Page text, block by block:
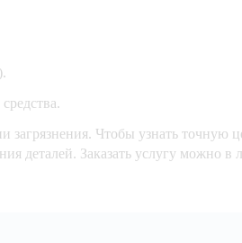
Чтобы узнать точную
деталей. Заказать услугу можно в